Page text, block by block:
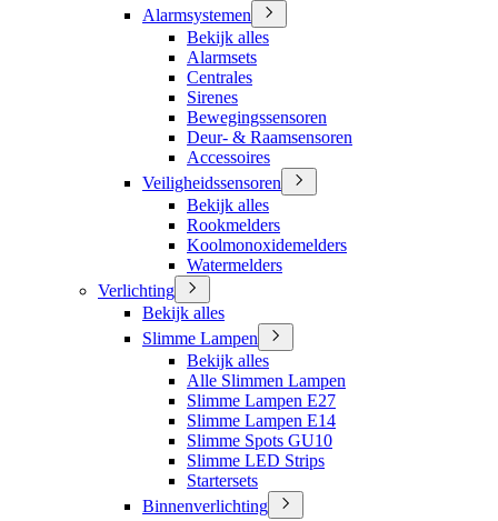
Alarmsystemen
Bekijk alles
Alarmsets
Centrales
Sirenes
Bewegingssensoren
Deur- & Raamsensoren
Accessoires
Veiligheidssensoren
Bekijk alles
Rookmelders
Koolmonoxidemelders
Watermelders
Verlichting
Bekijk alles
Slimme Lampen
Bekijk alles
Alle Slimmen Lampen
Slimme Lampen E27
Slimme Lampen E14
Slimme Spots GU10
Slimme LED Strips
Startersets
Binnenverlichting